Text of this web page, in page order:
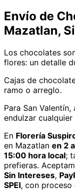
Envío de
Mazatlan,
Los chocolates
flores: un detalle
Cajas de
ramo o arreglo.
Para San
endulzar cualquier
En Florería
en Mazatlan en 2
15:00 hora local;
prefieras.
Sin Intereses,
SPEI, con proceso